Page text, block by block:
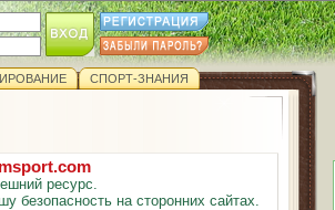
СПОРТ-ЗНАНИЯ
ресурс.
безопасность на сторонних сайтах.